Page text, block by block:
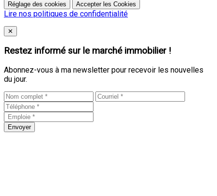
Réglage des cookies Accepter les Cookies
Lire nos politiques de confidentialité
Close
✕
Restez informé sur le marché immobilier !
Abonnez-vous à ma newsletter pour recevoir les nouvelles
du jour.
Envoyer